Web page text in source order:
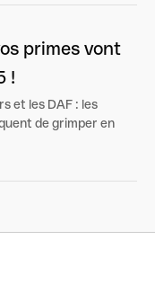
primes vont
!
et les DAF : les
de grimper en